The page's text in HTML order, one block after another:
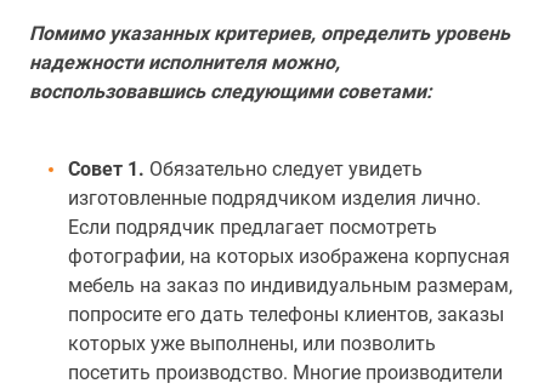
Помимо указанных критериев, определить уровень
надежности исполнителя можно,
воспользовавшись следующими советами:
Совет 1. Обязательно следует увидеть
изготовленные подрядчиком изделия лично.
Если подрядчик предлагает посмотреть
фотографии, на которых изображена корпусная
мебель на заказ по индивидуальным размерам,
попросите его дать телефоны клиентов, заказы
которых уже выполнены, или позволить
посетить производство. Многие производители